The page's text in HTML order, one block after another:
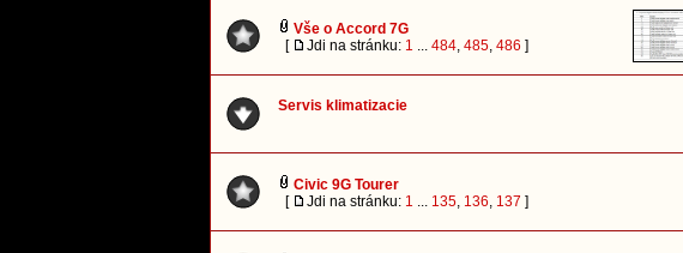
Vše o Accord 7G
[
Jdi na stránku: 1 ... 484, 485, 486 ]
Servis klimatizacie
Civic 9G Tourer
[
Jdi na stránku: 1 ... 135, 136, 137 ]